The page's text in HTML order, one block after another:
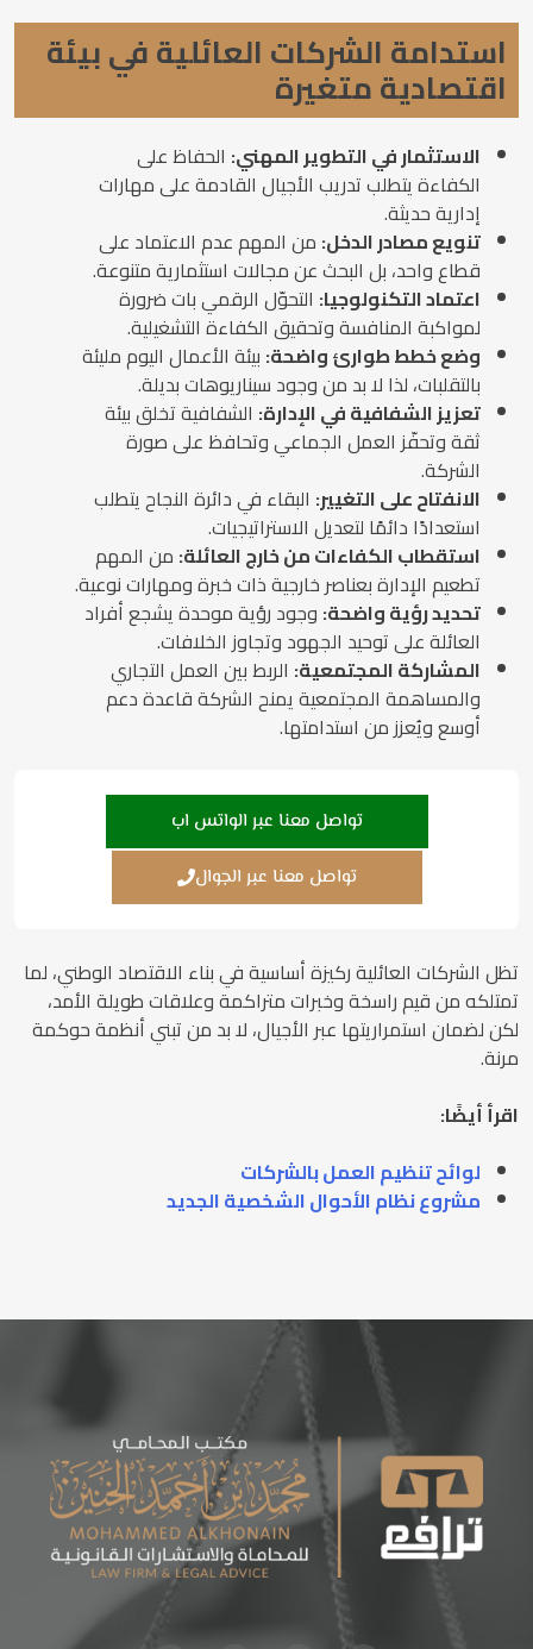
استدامة الشركات العائلية في بيئة
اقتصادية متغيرة
الاستثمار في التطوير المهني: الحفاظ على
الكفاءة يتطلب تدريب الأجيال القادمة على مهارات
إدارية حديثة.
تنويع مصادر الدخل: من المهم عدم الاعتماد على
قطاع واحد، بل البحث عن مجالات استثمارية متنوعة.
اعتماد التكنولوجيا: التحوّل الرقمي بات ضرورة
لمواكبة المنافسة وتحقيق الكفاءة التشغيلية.
وضع خطط طوارئ واضحة: بيئة الأعمال اليوم مليئة
بالتقلبات، لذا لا بد من وجود سيناريوهات بديلة.
تعزيز الشفافية في الإدارة: الشفافية تخلق بيئة
ثقة وتحفّز العمل الجماعي وتحافظ على صورة
الشركة.
الانفتاح على التغيير: البقاء في دائرة النجاح يتطلب
استعدادًا دائمًا لتعديل الاستراتيجيات.
استقطاب الكفاءات من خارج العائلة: من المهم
تطعيم الإدارة بعناصر خارجية ذات خبرة ومهارات نوعية.
تحديد رؤية واضحة: وجود رؤية موحدة يشجع أفراد
العائلة على توحيد الجهود وتجاوز الخلافات.
المشاركة المجتمعية: الربط بين العمل التجاري
والمساهمة المجتمعية يمنح الشركة قاعدة دعم
أوسع ويُعزز من استدامتها.
تواصل معنا عبر الواتس اب
تواصل معنا عبر الجوال
تظل الشركات العائلية ركيزة أساسية في بناء الاقتصاد الوطني، لما
تمتلكه من قيم راسخة وخبرات متراكمة وعلاقات طويلة الأمد،
لكن لضمان استمراريتها عبر الأجيال، لا بد من تبني أنظمة حوكمة
مرنة.
اقرأ أيضًا:
لوائح تنظيم العمل بالشركات
مشروع نظام الأحوال الشخصية الجديد